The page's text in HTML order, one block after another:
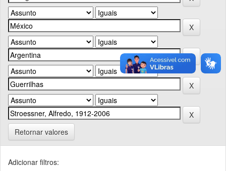
Retornar valores
Adicionar filtros: